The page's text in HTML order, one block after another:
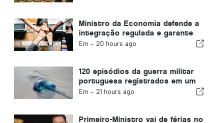
Ministro da Economia defende a
integração regulada e garante
um canal acelerado para
Em - 20 hours ago
120 episódios da guerra militar
portuguesa registrados em um
único dia
Em - 21 hours ago
Primeiro-Ministro vai de férias no